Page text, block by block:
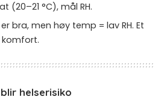
(20–21 °C), mål RH.
bra, men høy temp = lav RH. Et
komfort.
helserisiko